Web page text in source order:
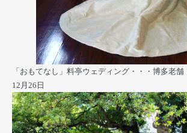
「おもてなし」料亭ウェディング・・・博多老舗
12月26日